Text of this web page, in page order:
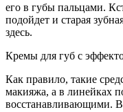
его в губы пальцами.
подойдет и старая
здесь.
Кремы для губ с
Как правило, такие
макияжа, а в линейках
восстанавливающими. В